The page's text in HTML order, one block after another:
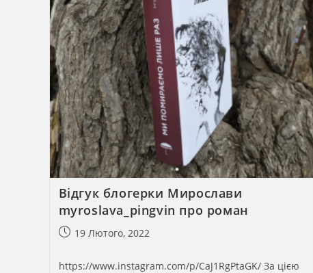
Відгук блогерки Мирослави
myroslava_pingvin про роман
Запис19 Лютого, 2022
https://www.instagram.com/p/CaJ1RgPtaGK/ За цією